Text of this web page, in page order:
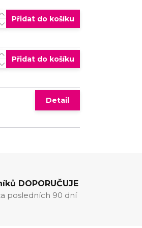
Přidat do košíku
Přidat do košíku
Detail
DOPORUČUJE
posledních 90 dní